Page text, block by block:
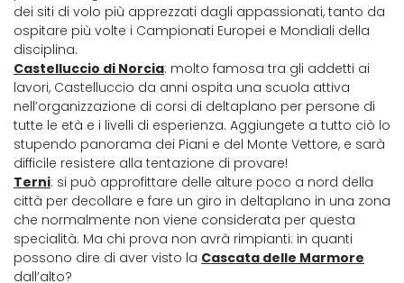
dei siti di volo più apprezzati dagli appassionati, tanto da
ospitare più volte i Campionati Europei e Mondiali della
disciplina.
Castelluccio di Norcia: molto famosa tra gli addetti ai
lavori, Castelluccio da anni ospita una scuola attiva
nell’organizzazione di corsi di deltaplano per persone di
tutte le età e i livelli di esperienza. Aggiungete a tutto ciò lo
stupendo panorama dei Piani e del Monte Vettore, e sarà
difficile resistere alla tentazione di provare!
Terni: si può approfittare delle alture poco a nord della
città per decollare e fare un giro in deltaplano in una zona
che normalmente non viene considerata per questa
specialità. Ma chi prova non avrà rimpianti: in quanti
possono dire di aver visto la Cascata delle Marmore
dall’alto?